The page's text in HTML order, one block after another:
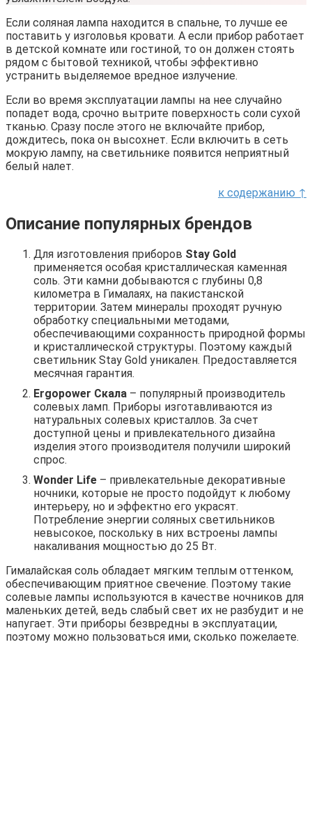
Если соляная лампа находится в спальне, то лучше ее
поставить у изголовья кровати. А если прибор работает
в детской комнате или гостиной, то он должен стоять
рядом с бытовой техникой, чтобы эффективно
устранить выделяемое вредное излучение.
Если во время эксплуатации лампы на нее случайно
попадет вода, срочно вытрите поверхность соли сухой
тканью. Сразу после этого не включайте прибор,
дождитесь, пока он высохнет. Если включить в сеть
мокрую лампу, на светильнике появится неприятный
белый налет.
к содержанию ↑
Описание популярных брендов
Для изготовления приборов Stay Gold
применяется особая кристаллическая каменная
соль. Эти камни добываются с глубины 0,8
километра в Гималаях, на пакистанской
территории. Затем минералы проходят ручную
обработку специальными методами,
обеспечивающими сохранность природной формы
и кристаллической структуры. Поэтому каждый
светильник Stay Gold уникален. Предоставляется
месячная гарантия.
Ergopower Скала – популярный производитель
солевых ламп. Приборы изготавливаются из
натуральных солевых кристаллов. За счет
доступной цены и привлекательного дизайна
изделия этого производителя получили широкий
спрос.
Wonder Life – привлекательные декоративные
ночники, которые не просто подойдут к любому
интерьеру, но и эффектно его украсят.
Потребление энергии соляных светильников
невысокое, поскольку в них встроены лампы
накаливания мощностью до 25 Вт.
Гималайская соль обладает мягким теплым оттенком,
обеспечивающим приятное свечение. Поэтому такие
солевые лампы используются в качестве ночников для
маленьких детей, ведь слабый свет их не разбудит и не
напугает. Эти приборы безвредны в эксплуатации,
поэтому можно пользоваться ими, сколько пожелаете.